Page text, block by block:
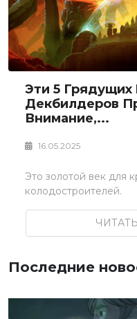
Эти 5 Грядущих
Декбилдеров
Внимание,...
16.05.2025
Это золотой век для
колодостроителей.
Последние